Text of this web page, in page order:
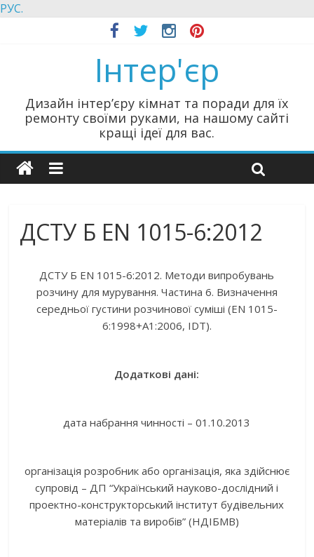
РУС.
Інтер'єр
Дизайн інтер’єру кімнат та поради для їх
ремонту своїми руками, на нашому сайті
кращі ідеї для вас.
ДСТУ Б ЕN 1015-6:2012
ДСТУ Б ЕN 1015-6:2012. Методи випробувань
розчину для мурування. Частина 6. Визначення
середньої густини розчинової суміші (EN 1015-
6:1998+А1:2006, IDT).
Додаткові дані:
дата набрання чинності – 01.10.2013
організація розробник або організація, яка здійснює
супровід – ДП “Український науково-дослідний і
проектно-конструкторський інститут будівельних
матеріалів та виробів” (НДІБМВ)